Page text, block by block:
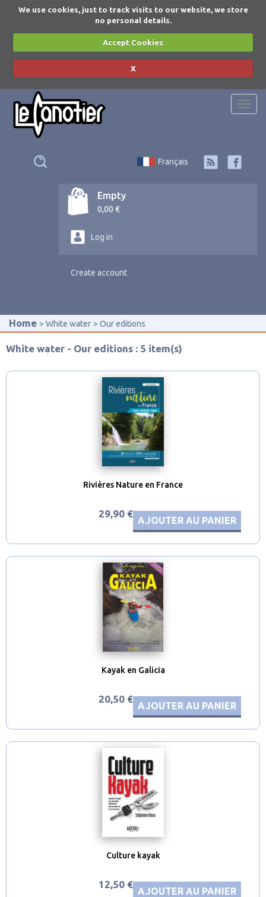
We use cookies, just to track visits to our website, we store
no personal details.
Accept Cookies
X
Français
Empty
0,00 €
Log in
Create account
Home White water Our editions
White water - Our editions : 5 item(s)
Rivières Nature en France
29,90 €
AJOUTER AU PANIER
Kayak en Galicia
20,50 €
AJOUTER AU PANIER
Culture kayak
12,50 €
AJOUTER AU PANIER